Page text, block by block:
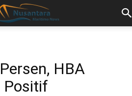
HBA
Positif